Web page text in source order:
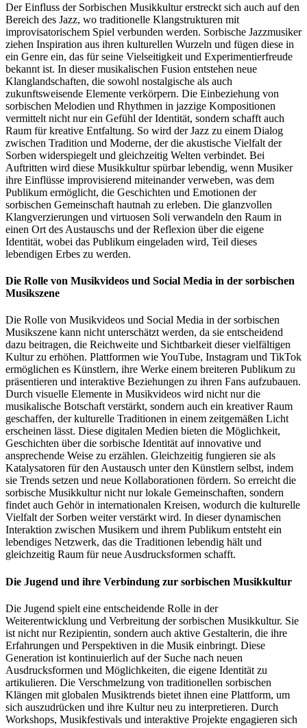
Der Einfluss der Sorbischen Musikkultur erstreckt sich auch auf den
Bereich des Jazz, wo traditionelle Klangstrukturen mit
improvisatorischem Spiel verbunden werden. Sorbische Jazzmusiker
ziehen Inspiration aus ihren kulturellen Wurzeln und fügen diese in
ein Genre ein, das für seine Vielseitigkeit und Experimentierfreude
bekannt ist. In dieser musikalischen Fusion entstehen neue
Klanglandschaften, die sowohl nostalgische als auch
zukunftsweisende Elemente verkörpern. Die Einbeziehung von
sorbischen Melodien und Rhythmen in jazzige Kompositionen
vermittelt nicht nur ein Gefühl der Identität, sondern schafft auch
Raum für kreative Entfaltung. So wird der Jazz zu einem Dialog
zwischen Tradition und Moderne, der die akustische Vielfalt der
Sorben widerspiegelt und gleichzeitig Welten verbindet. Bei
Auftritten wird diese Musikkultur spürbar lebendig, wenn Musiker
ihre Einflüsse improvisierend miteinander verweben, was dem
Publikum ermöglicht, die Geschichten und Emotionen der
sorbischen Gemeinschaft hautnah zu erleben. Die glanzvollen
Klangverzierungen und virtuosen Soli verwandeln den Raum in
einen Ort des Austauschs und der Reflexion über die eigene
Identität, wobei das Publikum eingeladen wird, Teil dieses
lebendigen Erbes zu werden.
Die Rolle von Musikvideos und Social Media in der sorbischen
Musikszene
Die Rolle von Musikvideos und Social Media in der sorbischen
Musikszene kann nicht unterschätzt werden, da sie entscheidend
dazu beitragen, die Reichweite und Sichtbarkeit dieser vielfältigen
Kultur zu erhöhen. Plattformen wie YouTube, Instagram und TikTok
ermöglichen es Künstlern, ihre Werke einem breiteren Publikum zu
präsentieren und interaktive Beziehungen zu ihren Fans aufzubauen.
Durch visuelle Elemente in Musikvideos wird nicht nur die
musikalische Botschaft verstärkt, sondern auch ein kreativer Raum
geschaffen, der kulturelle Traditionen in einem zeitgemäßen Licht
erscheinen lässt. Diese digitalen Medien bieten die Möglichkeit,
Geschichten über die sorbische Identität auf innovative und
ansprechende Weise zu erzählen. Gleichzeitig fungieren sie als
Katalysatoren für den Austausch unter den Künstlern selbst, indem
sie Trends setzen und neue Kollaborationen fördern. So erreicht die
sorbische Musikkultur nicht nur lokale Gemeinschaften, sondern
findet auch Gehör in internationalen Kreisen, wodurch die kulturelle
Vielfalt der Sorben weiter verstärkt wird. In dieser dynamischen
Interaktion zwischen Musikern und ihrem Publikum entsteht ein
lebendiges Netzwerk, das die Traditionen lebendig hält und
gleichzeitig Raum für neue Ausdrucksformen schafft.
Die Jugend und ihre Verbindung zur sorbischen Musikkultur
Die Jugend spielt eine entscheidende Rolle in der
Weiterentwicklung und Verbreitung der sorbischen Musikkultur. Sie
ist nicht nur Rezipientin, sondern auch aktive Gestalterin, die ihre
Erfahrungen und Perspektiven in die Musik einbringt. Diese
Generation ist kontinuierlich auf der Suche nach neuen
Ausdrucksformen und Möglichkeiten, die eigene Identität zu
artikulieren. Die Verschmelzung von traditionellen sorbischen
Klängen mit globalen Musiktrends bietet ihnen eine Plattform, um
sich auszudrücken und ihre Kultur neu zu interpretieren. Durch
Workshops, Musikfestivals und interaktive Projekte engagieren sich